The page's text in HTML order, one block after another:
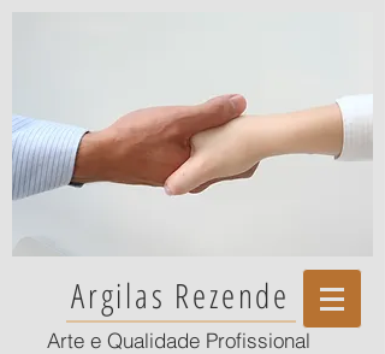
Argilas Rezende
Arte e Qualidade Profissional